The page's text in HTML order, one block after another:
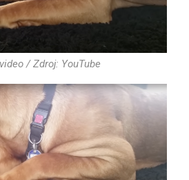
/ Zdroj: YouTube